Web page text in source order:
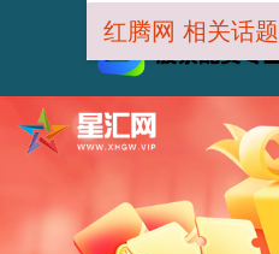
红腾网 相关话题